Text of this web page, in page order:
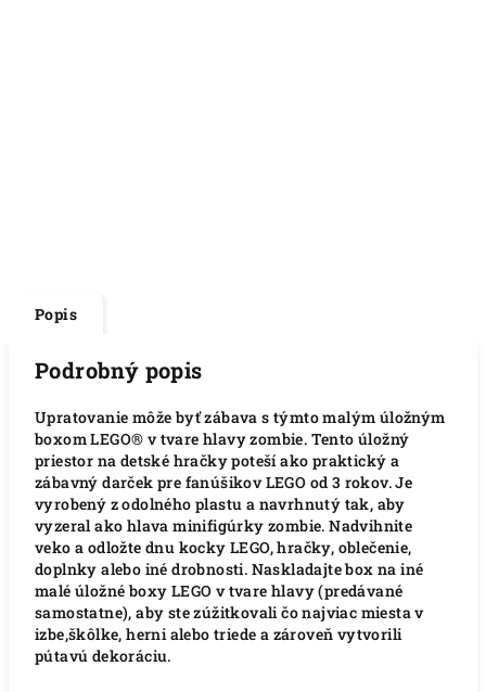
Popis
Podrobný popis
Upratovanie môže byť zábava s týmto malým úložným
boxom LEGO® v tvare hlavy zombie. Tento úložný
priestor na detské hračky poteší ako praktický a
zábavný darček pre fanúšikov LEGO od 3 rokov. Je
vyrobený z odolného plastu a navrhnutý tak, aby
vyzeral ako hlava minifigúrky zombie. Nadvihnite
veko a odložte dnu kocky LEGO, hračky, oblečenie,
doplnky alebo iné drobnosti. Naskladajte box na iné
malé úložné boxy LEGO v tvare hlavy (predávané
samostatne), aby ste zúžitkovali čo najviac miesta v
izbe,škôlke, herni alebo triede a zároveň vytvorili
pútavú dekoráciu.